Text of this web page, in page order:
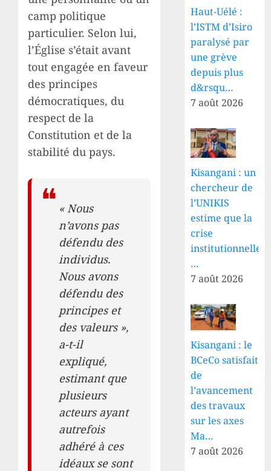
camp politique
particulier. Selon lui,
l’Église s’était avant
tout engagée en faveur
des principes
démocratiques, du
respect de la
Constitution et de la
stabilité du pays.
« Nous
n’avons pas
défendu des
individus.
Nous avons
défendu des
principes et
des valeurs »,
a-t-il
expliqué,
estimant que
plusieurs
acteurs ayant
autrefois
adhéré à ces
idéaux se sont
Haut-Uélé :
l’ISTM d’Isiro
paralysé par
une grève
depuis plus
d&rsqu…
7 août 2026
Kisangani : un
chercheur de
l’UNIKIS
estime que la
crise
institutionnelle
…
7 août 2026
Kisangani : le
BCeCo satisfait
de
l’avancement
des travaux
sur les axes
Ma…
7 août 2026